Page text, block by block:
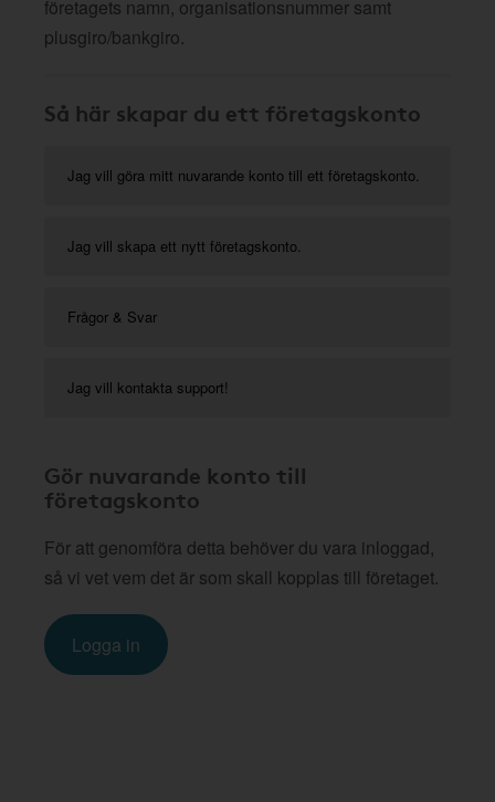
företagets namn, organisationsnummer samt
plusgiro/bankgiro.
Så här skapar du ett företagskonto
Jag vill göra mitt nuvarande konto till ett företagskonto.
Jag vill skapa ett nytt företagskonto.
Frågor & Svar
Jag vill kontakta support!
Gör nuvarande konto till
företagskonto
För att genomföra detta behöver du vara inloggad,
så vi vet vem det är som skall kopplas till företaget.
Logga in